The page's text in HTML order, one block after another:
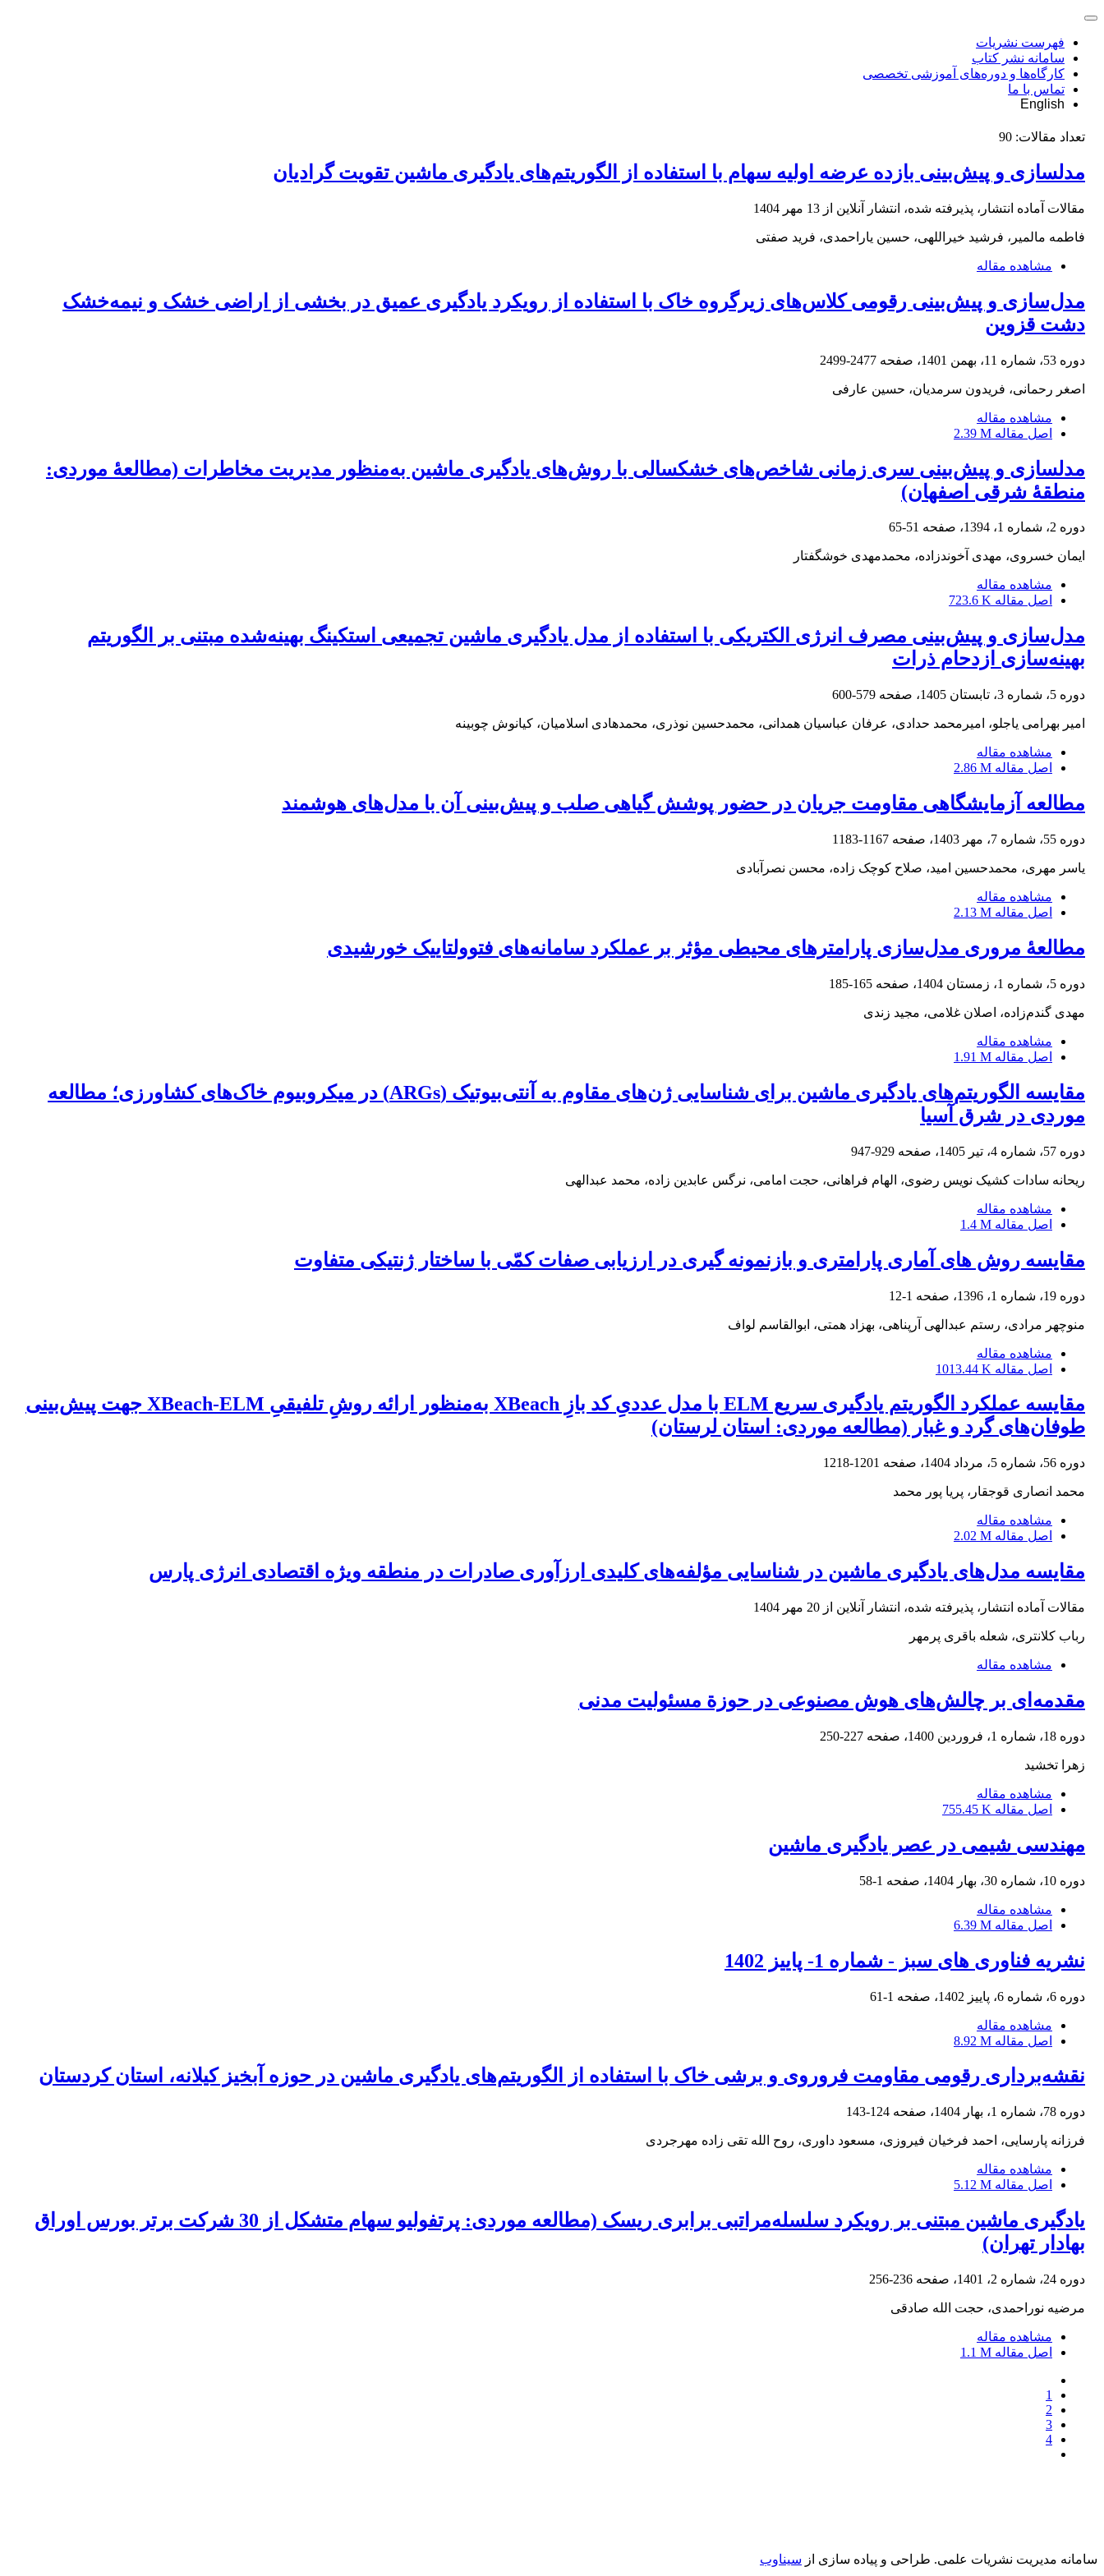
فهرست نشریات
سامانه نشر کتاب
کارگاه‌ها و دوره‌های آموزشی تخصصی
تماس با ما
English
تعداد مقالات: 90
مدلسازی و پیش‌بینی بازده عرضه اولیه سهام با استفاده از الگوریتم‌های یادگیری ماشین تقویت گرادیان
مقالات آماده انتشار، پذیرفته شده، انتشار آنلاین از 13 مهر 1404
فاطمه مالمیر، فرشید خیراللهی، حسین یاراحمدی، فرید صفتی
مشاهده مقاله
مدل‌سازی و پیش‌بینی رقومی کلاس‌های زیرگروه خاک با استفاده از رویکرد یادگیری عمیق در بخشی از اراضی خشک و نیمه‌خشک
دشت قزوین
دوره 53، شماره 11، بهمن 1401، صفحه 2477-2499
اصغر رحمانی، فریدون سرمدیان، حسین عارفی
مشاهده مقاله
اصل مقاله 2.39 M
مدلسازی و پیش‌بینی سری زمانی شاخص‌های خشکسالی با روش‌های یادگیری ماشین به‌منظور مدیریت مخاطرات (مطالعۀ موردی:
منطقۀ شرقی اصفهان)
دوره 2، شماره 1، 1394، صفحه 51-65
ایمان خسروی، مهدی آخوندزاده، محمدمهدی خوشگفتار
مشاهده مقاله
اصل مقاله 723.6 K
مدل‌سازی و پیش‌بینی مصرف انرژی الکتریکی با استفاده از مدل یادگیری ماشین تجمیعی استکینگ بهینه‌شده مبتنی بر الگوریتم
بهینه‌سازی ازدحام ذرات
دوره 5، شماره 3، تابستان 1405، صفحه 579-600
امیر بهرامی یاجلو، امیرمحمد حدادی، عرفان عباسیان همدانی، محمدحسین نوذری، محمدهادی اسلامیان، کیانوش چوبینه
مشاهده مقاله
اصل مقاله 2.86 M
مطالعه آزمایشگاهی مقاومت جریان در حضور پوشش گیاهی صلب و پیش‌بینی آن با مدل‌های هوشمند
دوره 55، شماره 7، مهر 1403، صفحه 1167-1183
یاسر مهری، محمدحسین امید، صلاح کوچک زاده، محسن نصرآبادی
مشاهده مقاله
اصل مقاله 2.13 M
مطالعۀ مروری مدل‌سازی پارامترهای محیطی مؤثر بر عملکرد سامانه‌های فتوولتاییک خورشیدی
دوره 5، شماره 1، زمستان 1404، صفحه 165-185
مهدی گندم‌زاده، اصلان غلامی، مجید زندی
مشاهده مقاله
اصل مقاله 1.91 M
مقایسه الگوریتم‌های یادگیری ماشین برای شناسایی ژن‌های مقاوم به آنتی‌بیوتیک (ARGs) در میکروبیوم خاک‌های کشاورزی؛ مطالعه
موردی در شرق آسیا
دوره 57، شماره 4، تیر 1405، صفحه 929-947
ریحانه سادات کشیک نویس رضوی، الهام فراهانی، حجت امامی، نرگس عابدین زاده، محمد عبدالهی
مشاهده مقاله
اصل مقاله 1.4 M
مقایسه روش های آماری پارامتری و بازنمونه گیری در ارزیابی صفات کمّی با ساختار ژنتیکی متفاوت
دوره 19، شماره 1، 1396، صفحه 1-12
منوچهر مرادی، رستم عبدالهی آرپناهی، بهزاد همتی، ابوالقاسم لواف
مشاهده مقاله
اصل مقاله 1013.44 K
مقایسه عملکرد الگوریتم یادگیری سریع ELM با مدل عددیِ کد بازِ XBeach به‌منظور ارائه روشِ تلفیقیِ XBeach-ELM جهت پیش‌بینی
طوفان‌های گرد و غبار (مطالعه موردی: استان لرستان)
دوره 56، شماره 5، مرداد 1404، صفحه 1201-1218
محمد انصاری قوجقار، پریا پور محمد
مشاهده مقاله
اصل مقاله 2.02 M
مقایسه مدل‌های یادگیری ماشین در شناسایی مؤلفه‌های کلیدی ارزآوری صادرات در منطقه ویژه اقتصادی انرژی پارس
مقالات آماده انتشار، پذیرفته شده، انتشار آنلاین از 20 مهر 1404
رباب کلانتری، شعله باقری پرمهر
مشاهده مقاله
مقدمه‌ای بر چالش‌های هوش مصنوعی در حوزة مسئولیت مدنی
دوره 18، شماره 1، فروردین 1400، صفحه 227-250
زهرا تخشید
مشاهده مقاله
اصل مقاله 755.45 K
مهندسی شیمی در عصر یادگیری ماشین
دوره 10، شماره 30، بهار 1404، صفحه 1-58
مشاهده مقاله
اصل مقاله 6.39 M
نشریه فناوری های سبز - شماره 1- پاییز 1402
دوره 6، شماره 6، پاییز 1402، صفحه 1-61
مشاهده مقاله
اصل مقاله 8.92 M
نقشه‌برداری رقومی مقاومت فروروی و برشی خاک با استفاده از الگوریتم‌های یادگیری ماشین در حوزه آبخیز کیلانه، استان کردستان
دوره 78، شماره 1، بهار 1404، صفحه 124-143
فرزانه پارسایی، احمد فرخیان فیروزی، مسعود داوری، روح الله تقی زاده مهرجردی
مشاهده مقاله
اصل مقاله 5.12 M
یادگیری ماشین مبتنی بر رویکرد سلسله‌مراتبی برابری ریسک (مطالعه موردی: پرتفولیو سهام متشکل از 30 شرکت برتر بورس اوراق
بهادار تهران)
دوره 24، شماره 2، 1401، صفحه 236-256
مرضیه نوراحمدی، حجت الله صادقی
مشاهده مقاله
اصل مقاله 1.1 M
1
2
3
4
سامانه مدیریت نشریات علمی. طراحی و پیاده سازی از سیناوب